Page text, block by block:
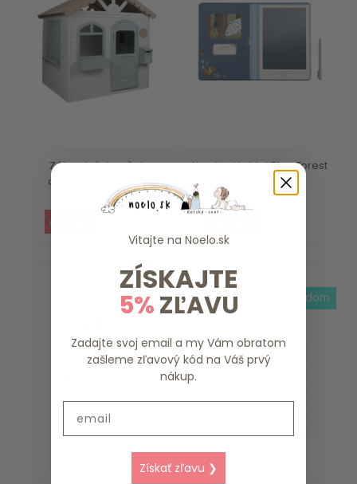
Záhradný domček
drevený Little Dutch
Kresliaci tablet Blue Forest
Friends ...
3-4 dni skladom
Vitajte na Noelo.sk
ZÍSKAJTE
5%ZĽAVU
Zadajte svoj email a my Vám obratom
zašleme zľavový kód na Váš prvý
nákup.
Získať zľavu ❯